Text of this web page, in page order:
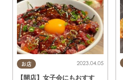
お店 2023.04.05
【開店】女子会にもおすす